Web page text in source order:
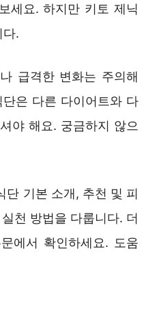
세요. 하지만 키토 제닉
다.
급격한 변화는 주의해
은 다른 다이어트와 다
야 해요. 궁금하지 않으
단 기본 소개, 추천 및 피
천 방법을 다룹니다. 더
에서 확인하세요. 도움